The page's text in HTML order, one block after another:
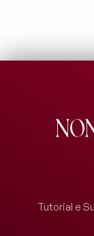
Tutorial e